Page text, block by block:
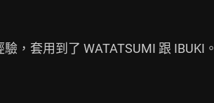
，套用到了 WATATSUMI 跟 IBUKI。